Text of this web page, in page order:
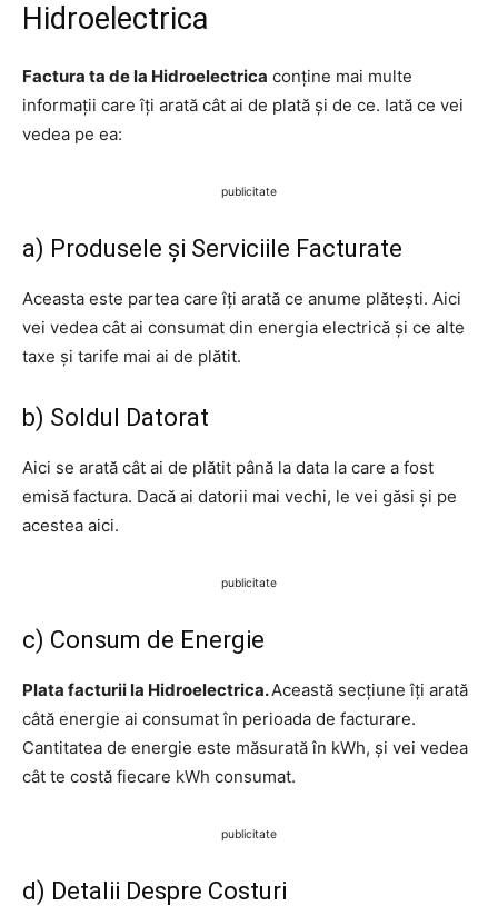
Hidroelectrica
Factura ta de la Hidroelectrica conține mai multe
informații care îți arată cât ai de plată și de ce. Iată ce vei
vedea pe ea:
publicitate
a) Produsele și Serviciile Facturate
Aceasta este partea care îți arată ce anume plătești. Aici
vei vedea cât ai consumat din energia electrică și ce alte
taxe și tarife mai ai de plătit.
b) Soldul Datorat
Aici se arată cât ai de plătit până la data la care a fost
emisă factura. Dacă ai datorii mai vechi, le vei găsi și pe
acestea aici.
publicitate
c) Consum de Energie
Plata facturii la Hidroelectrica.Această secțiune îți arată
câtă energie ai consumat în perioada de facturare.
Cantitatea de energie este măsurată în kWh, și vei vedea
cât te costă fiecare kWh consumat.
publicitate
d) Detalii Despre Costuri